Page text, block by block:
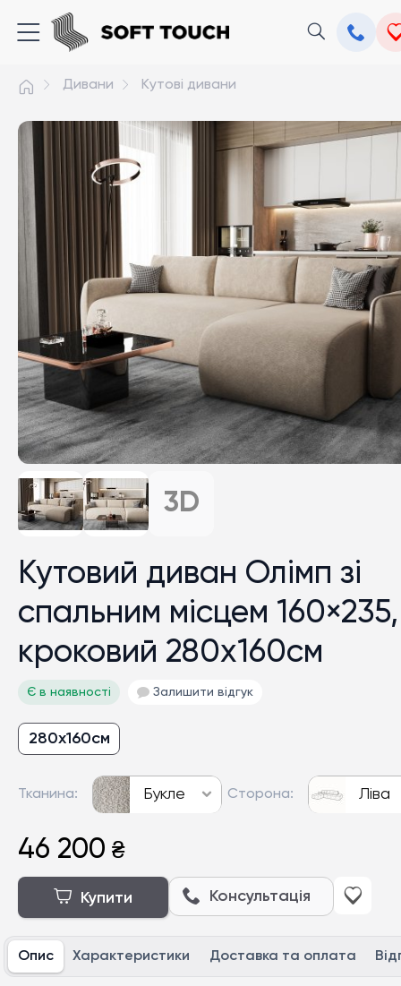
Дивани Кутові дивани
Кутовий диван Олімп зі
спальним місцем 160×235,
кроковий 280х160см
Є в наявності Залишити відгук
280х160см
Тканина: Букле
Замша беж
Сторона: Ліва
46 200 ₴
Купити Консультація
Опис Характеристики Доставка та оплата